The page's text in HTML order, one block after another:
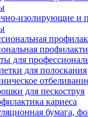
изолирующие и
для
для полоскания
для пескоструя
кариеса